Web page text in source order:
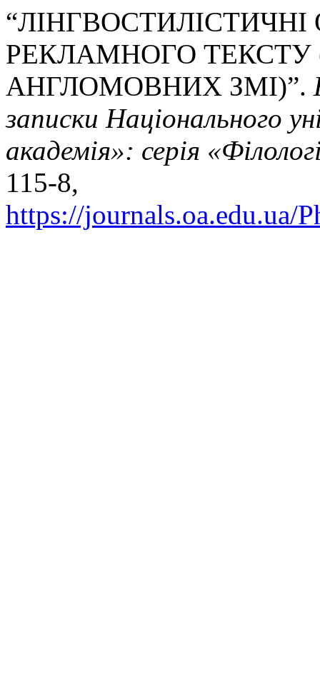
РЕКЛАМНОГО ТЕКСТУ
АНГЛОМОВНИХ ЗМІ)”.
записки Національного
академія»: серія
115-8,
https://journals.oa.edu.ua/